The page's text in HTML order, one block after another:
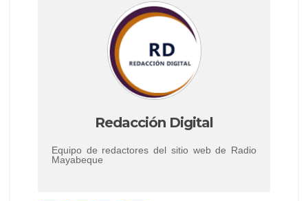
Redacción Digital
Equipo de redactores del sitio web de Radio
Mayabeque